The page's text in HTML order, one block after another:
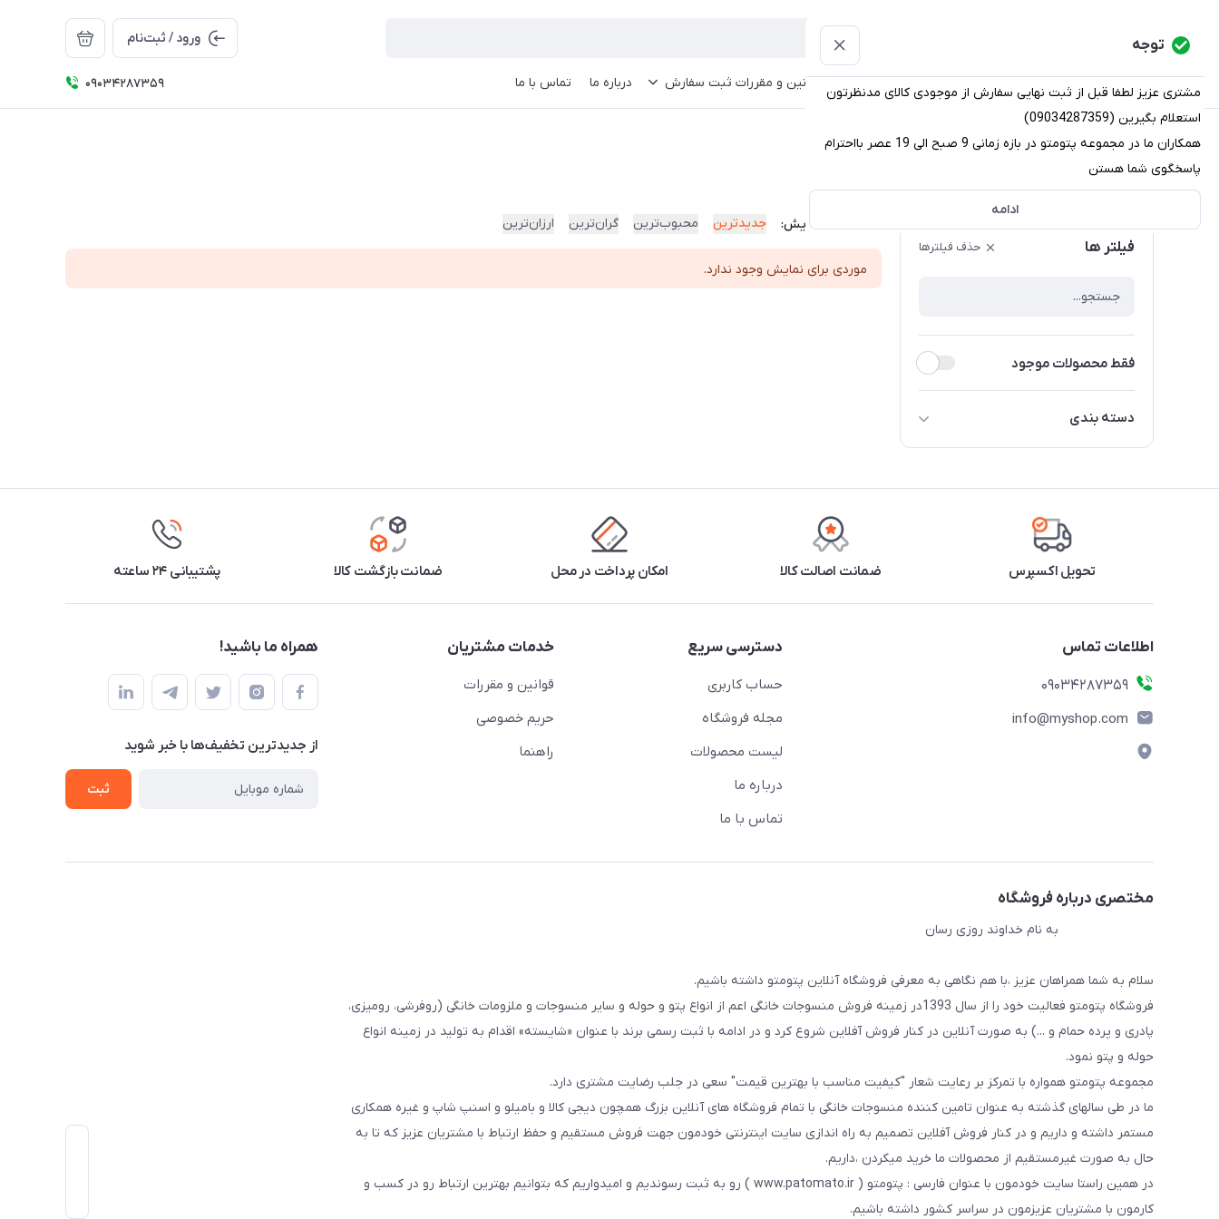
توجه
مشتری عزیز لطفا قبل از ثبت نهایی سفارش از موجودی کالای مدنظرتون
استعلام بگیرین (09034287359)
همکاران ما در مجموعه پتومتو در بازه زمانی 9 صبح الی 19 عصر بااحترام
پاسخگوی شما هستن
ادامه
ورود / ثبت‌نام
دسته‌بندی کالاها خانه دسته بندی محصولات قوانین و مقررات ثبت سفارش درباره ما تماس با ما 09034287359
قوانین و مقررات ثبت سفارش
فیلتر ها حذف فیلترها
فقط محصولات موجود
دسته بندی
نحوه ی ثبت سفارش
نحوه ی ارسال کالا
ترتیب نمایش: جدیدترین محبوب‌ترین گران‌ترین ارزان‌ترین
موردی برای نمایش وجود ندارد.
تحویل اکسپرس ضمانت اصالت کالا امکان پرداخت در محل ضمانت بازگشت کالا پشتیبانی ۲۴ ساعته
اطلاعات تماس
09034287359
info@myshop.com
دسترسی سریع
حساب کاربری
مجله فروشگاه
لیست محصولات
درباره ما
تماس با ما
خدمات مشتریان
قوانین و مقررات
حریم خصوصی
راهنما
همراه ما باشید!
از جدید‌ترین تخفیف‌ها با‌ خبر شوید
ثبت
مختصری درباره فروشگاه
به نام خداوند روزی رسان
سلام به شما همراهان عزیز ،با هم نگاهی به معرفی فروشگاه آنلاین پتومتو داشته باشیم.
فروشگاه پتومتو فعالیت خود را از سال 1393در زمینه فروش منسوجات خانگی اعم از انواع پتو و حوله و سایر منسوجات و ملزومات خانگی (روفرشی، رومیزی،
پادری و پرده حمام و ...) به صورت آنلاین در کنار فروش آفلاین شروع کرد و در ادامه با ثبت رسمی برند با عنوان «شایسته» اقدام به تولید در زمینه انواع
حوله و پتو نمود.
مجموعه پتومتو همواره با تمرکز بر رعایت شعار "کیفیت مناسب با بهترین قیمت" سعی در جلب رضایت مشتری دارد.
ما در طی سالهای گذشته به عنوان تامین کننده منسوجات خانگی با تمام فروشگاه های آنلاین بزرگ همچون دیجی کالا و بامیلو و اسنپ شاپ و غیره همکاری
مستمر داشته و داریم و در کنار فروش آفلاین تصمیم به راه اندازی سایت اینترنتی خودمون جهت فروش مستقیم و حفظ ارتباط با مشتریان عزیز که تا به
حال به صورت غیرمستقیم از محصولات ما خرید میکردن ،داریم.
در همین راستا سایت خودمون با عنوان فارسی : پتومتو ( www.patomato.ir ) رو به ثبت رسوندیم و امیدواریم که بتوانیم بهترین ارتباط رو در کسب و
کارمون با مشتریان عزیزمون در سراسر کشور داشته باشیم.